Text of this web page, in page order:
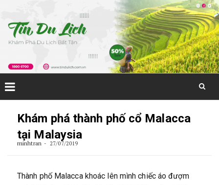
Khám phá thành phố cổ Malacca
tại Malaysia
minhtran 27/07/2019
Thành phố Malacca khoác lên mình chiếc áo đượm